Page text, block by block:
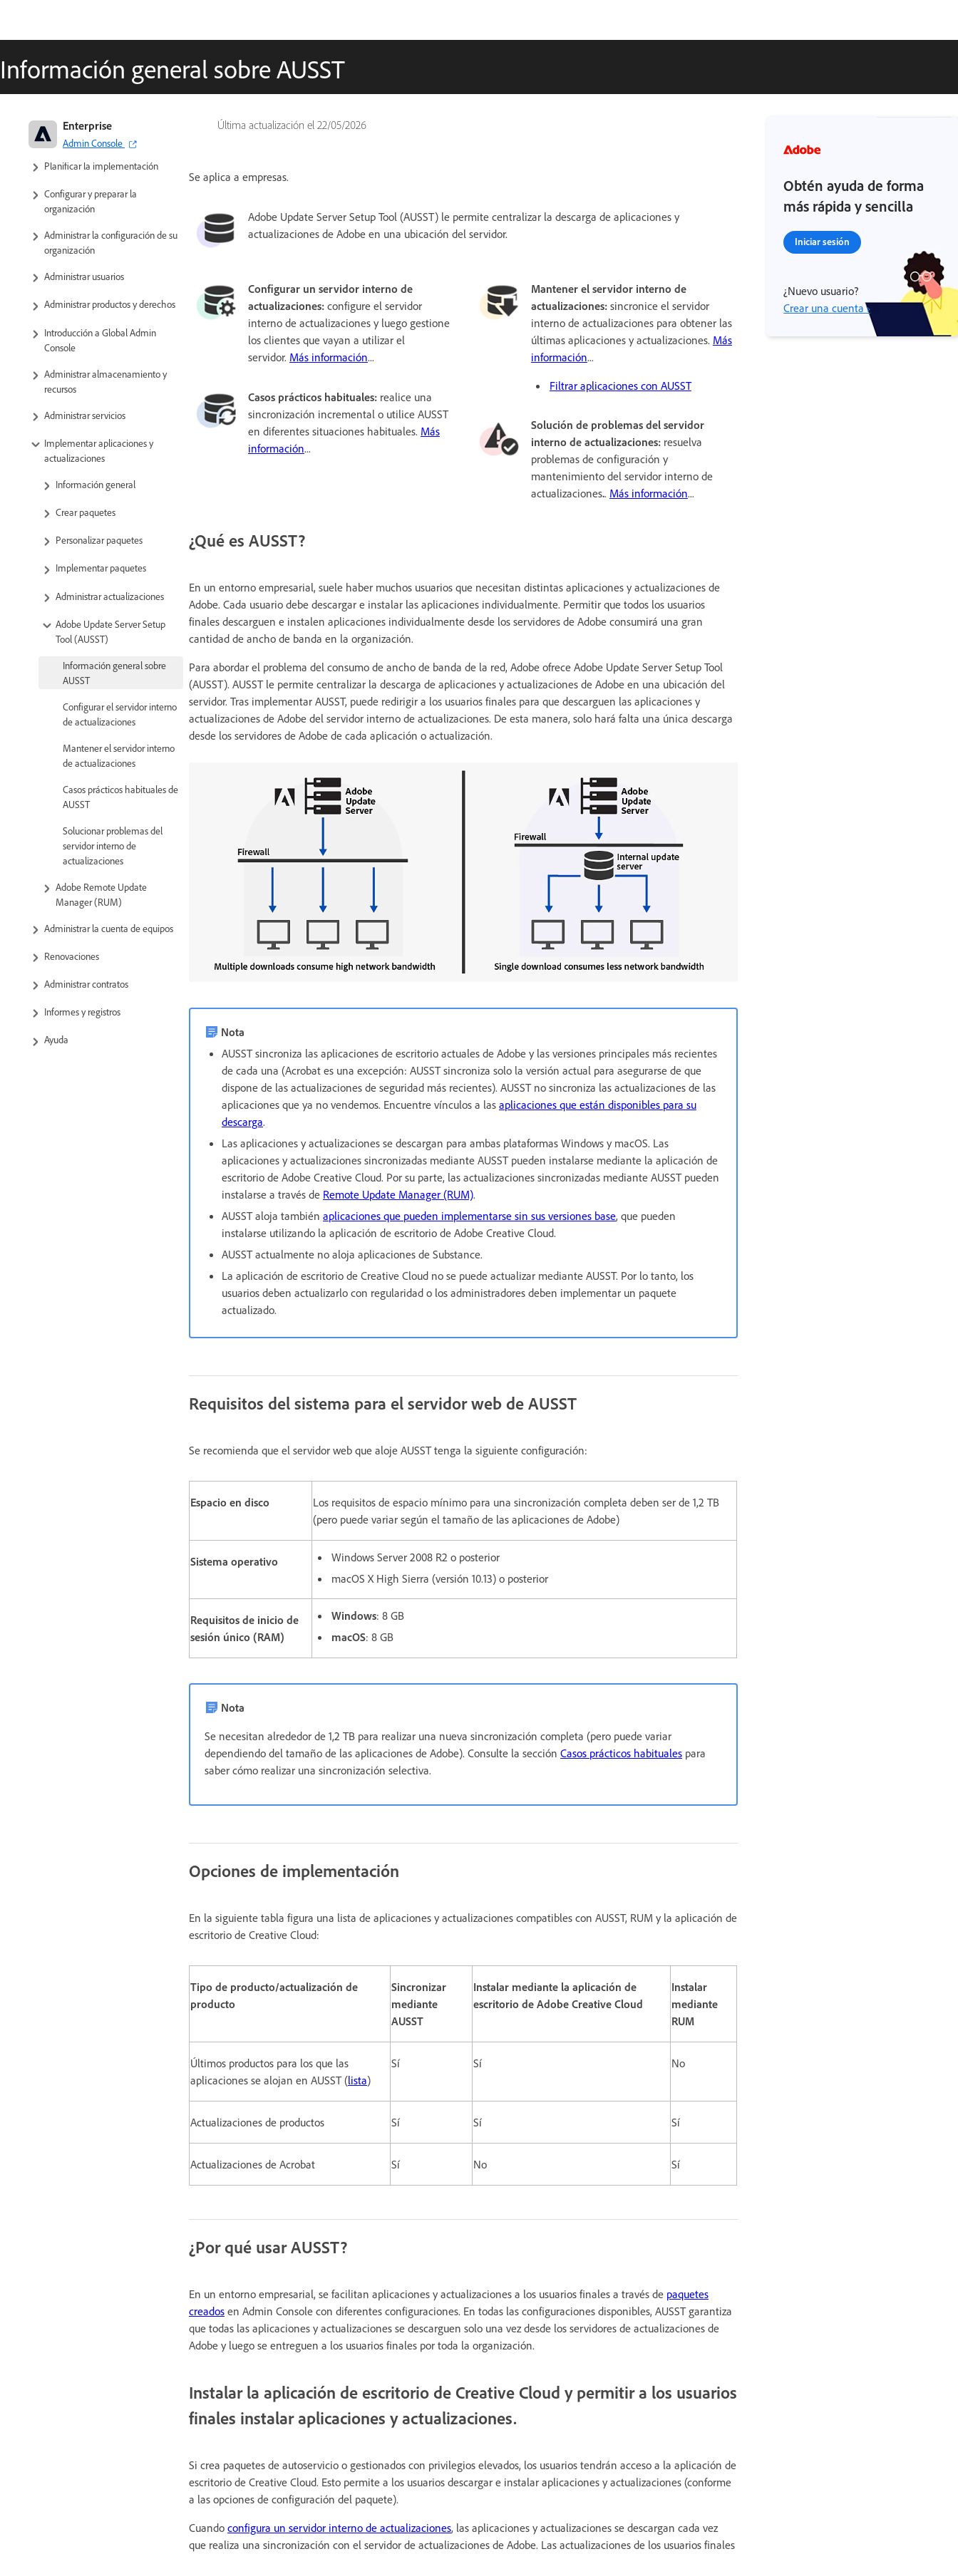
Información general sobre AUSST
Última actualización el 22/05/2026
Enterprise
Admin Console
Adobe para empresas y equipos:
Guía de administración
Planificar la implementación
Configurar y preparar la
organización
Administrar la configuración de su
organización
Administrar usuarios
Administrar productos y derechos
Introducción a Global Admin
Console
Administrar almacenamiento y
recursos
Administrar servicios
Implementar aplicaciones y
actualizaciones
Información general
Crear paquetes
Personalizar paquetes
Implementar paquetes
Administrar actualizaciones
Adobe Update Server Setup
Tool (AUSST)
Información general sobre
AUSST
Configurar el servidor interno
de actualizaciones
Mantener el servidor interno
de actualizaciones
Casos prácticos habituales de
AUSST
Solucionar problemas del
servidor interno de
actualizaciones
Adobe Remote Update
Manager (RUM)
Administrar la cuenta de equipos
Renovaciones
Administrar contratos
Informes y registros
Ayuda
Se aplica a empresas.
Adobe Update Server Setup Tool (AUSST) le permite centralizar la descarga de aplicaciones y
actualizaciones de Adobe en una ubicación del servidor.
Configurar un servidor interno de
actualizaciones: configure el servidor
interno de actualizaciones y luego gestione
los clientes que vayan a utilizar el
servidor. Más información...
Casos prácticos habituales: realice una
sincronización incremental o utilice AUSST
en diferentes situaciones habituales. Más
información...
Mantener el servidor interno de
actualizaciones: sincronice el servidor
interno de actualizaciones para obtener las
últimas aplicaciones y actualizaciones. Más
información...
Filtrar aplicaciones con AUSST
Solución de problemas del servidor
interno de actualizaciones: resuelva
problemas de configuración y
mantenimiento del servidor interno de
actualizaciones.. Más información...
¿Qué es AUSST?
En un entorno empresarial, suele haber muchos usuarios que necesitan distintas aplicaciones y actualizaciones de
Adobe. Cada usuario debe descargar e instalar las aplicaciones individualmente. Permitir que todos los usuarios
finales descarguen e instalen aplicaciones individualmente desde los servidores de Adobe consumirá una gran
cantidad de ancho de banda en la organización.
Para abordar el problema del consumo de ancho de banda de la red, Adobe ofrece Adobe Update Server Setup Tool
(AUSST). AUSST le permite centralizar la descarga de aplicaciones y actualizaciones de Adobe en una ubicación del
servidor. Tras implementar AUSST, puede redirigir a los usuarios finales para que descarguen las aplicaciones y
actualizaciones de Adobe del servidor interno de actualizaciones. De esta manera, solo hará falta una única descarga
desde los servidores de Adobe de cada aplicación o actualización.
Nota
AUSST sincroniza las aplicaciones de escritorio actuales de Adobe y las versiones principales más recientes
de cada una (Acrobat es una excepción: AUSST sincroniza solo la versión actual para asegurarse de que
dispone de las actualizaciones de seguridad más recientes). AUSST no sincroniza las actualizaciones de las
aplicaciones que ya no vendemos. Encuentre vínculos a las aplicaciones que están disponibles para su
descarga.​
Las aplicaciones y actualizaciones se descargan para ambas plataformas Windows y macOS. Las
aplicaciones y actualizaciones sincronizadas mediante AUSST pueden instalarse mediante la aplicación de
escritorio de Adobe Creative Cloud. Por su parte, las actualizaciones sincronizadas mediante AUSST pueden
instalarse a través de Remote Update Manager (RUM).
AUSST aloja también aplicaciones que pueden implementarse sin sus versiones base, que pueden
instalarse utilizando la aplicación de escritorio de Adobe Creative Cloud.
AUSST actualmente no aloja aplicaciones de Substance.
La aplicación de escritorio de Creative Cloud no se puede actualizar mediante AUSST. Por lo tanto, los
usuarios deben actualizarlo con regularidad o los administradores deben implementar un paquete
actualizado.
Requisitos del sistema para el servidor web de AUSST
Se recomienda que el servidor web que aloje AUSST tenga la siguiente configuración:
Espacio en disco
Los requisitos de espacio mínimo para una sincronización completa deben ser de 1,2 TB
(pero puede variar según el tamaño de las aplicaciones de Adobe)
Sistema operativo
Windows Server 2008 R2 o posterior
macOS X High Sierra (versión 10.13) o posterior
Requisitos de inicio de
sesión único (RAM)
Windows: 8 GB
macOS: 8 GB
Nota
Se necesitan alrededor de 1,2 TB para realizar una nueva sincronización completa (pero puede variar
dependiendo del tamaño de las aplicaciones de Adobe). Consulte la sección Casos prácticos habituales para
saber cómo realizar una sincronización selectiva.
Opciones de implementación
En la siguiente tabla figura una lista de aplicaciones y actualizaciones compatibles con AUSST, RUM y la aplicación de
escritorio de Creative Cloud:
Tipo de producto/actualización de
producto
Sincronizar
mediante
AUSST
Instalar mediante la aplicación de
escritorio de Adobe Creative Cloud
Instalar
mediante
RUM
Últimos productos para los que las
aplicaciones se alojan en AUSST (lista)
Sí Sí No
Actualizaciones de productos Sí Sí Sí
Actualizaciones de Acrobat Sí No Sí
¿Por qué usar AUSST?
En un entorno empresarial, se facilitan aplicaciones y actualizaciones a los usuarios finales a través de paquetes
creados en Admin Console con diferentes configuraciones. En todas las configuraciones disponibles, AUSST garantiza
que todas las aplicaciones y actualizaciones se descarguen solo una vez desde los servidores de actualizaciones de
Adobe y luego se entreguen a los usuarios finales por toda la organización.
Instalar la aplicación de escritorio de Creative Cloud y permitir a los usuarios
finales instalar aplicaciones y actualizaciones.
Si crea paquetes de autoservicio o gestionados con privilegios elevados, los usuarios tendrán acceso a la aplicación de
escritorio de Creative Cloud. Esto permite a los usuarios descargar e instalar aplicaciones y actualizaciones (conforme
a las opciones de configuración del paquete).
Cuando configura un servidor interno de actualizaciones, las aplicaciones y actualizaciones se descargan cada vez
que realiza una sincronización con el servidor de actualizaciones de Adobe. Las actualizaciones de los usuarios finales
Obtén ayuda de forma
más rápida y sencilla
Iniciar sesión
¿Nuevo usuario?
Crear una cuenta ›